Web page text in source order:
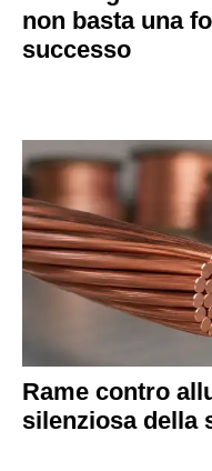
non basta una
successo
Rame contro
silenziosa della